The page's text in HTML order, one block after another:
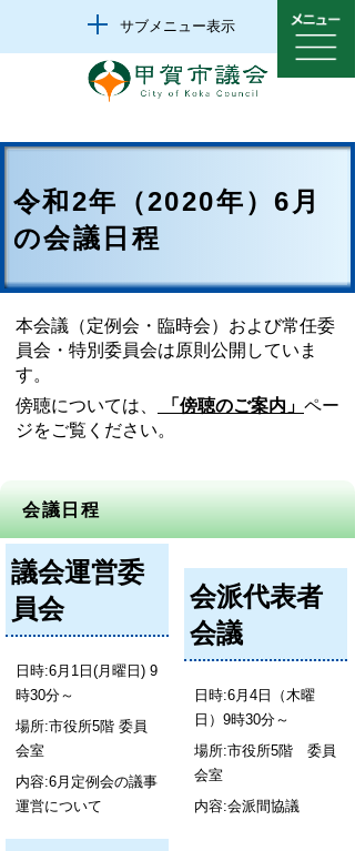
サブメニュー表示
令和2年（2020年）6月
の会議日程
本会議（定例会・臨時会）および常任委
員会・特別委員会は原則公開していま
す。
傍聴については、
「傍聴のご案内」 ペー
ジをご覧ください。
会議日程
議会運営委
員会
日時:6月1日(月曜日) 9
時30分～
場所:市役所5階 委員
会室
内容:6月定例会の議事
運営について
会派代表者
会議
日時:6月4日（木曜
日）9時30分～
場所:市役所5階 委員
会室
内容:会派間協議